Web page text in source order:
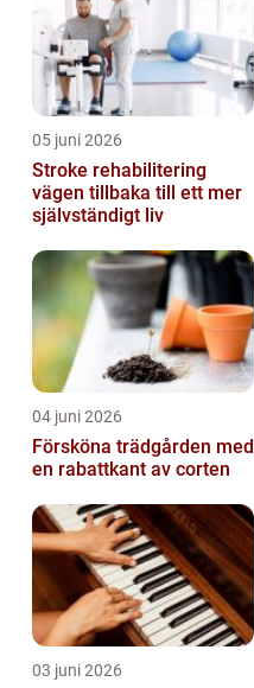
05 juni 2026
Stroke rehabilitering
vägen tillbaka till ett mer
självständigt liv
04 juni 2026
Försköna trädgården med
en rabattkant av corten
03 juni 2026